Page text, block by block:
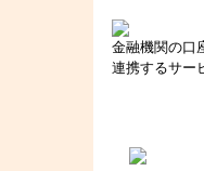
金融機関の口
連携するサー